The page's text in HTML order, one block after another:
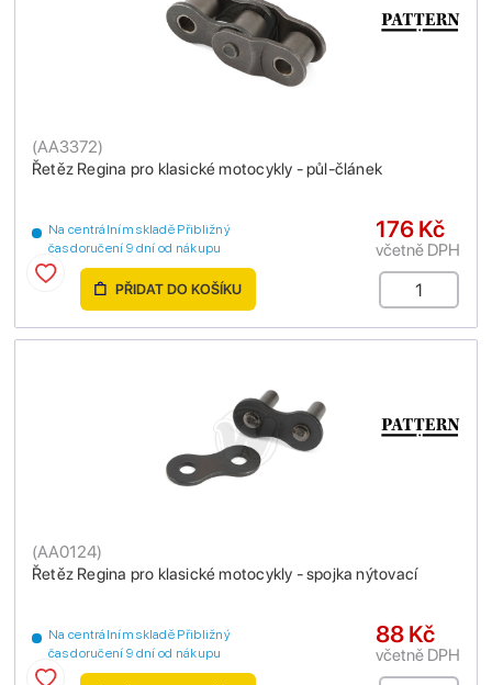
Řetěz Regina pro klasické motocykly - půl-článek
(AA3372)
Na centrálním skladě Přibližný
čas doručení 9 dní od nákupu
176 Kč
včetně DPH
PŘIDAT DO KOŠÍKU
Řetěz Regina pro klasické motocykly - spojka nýtovací
(AA0124)
Na centrálním skladě Přibližný
čas doručení 9 dní od nákupu
88 Kč
včetně DPH